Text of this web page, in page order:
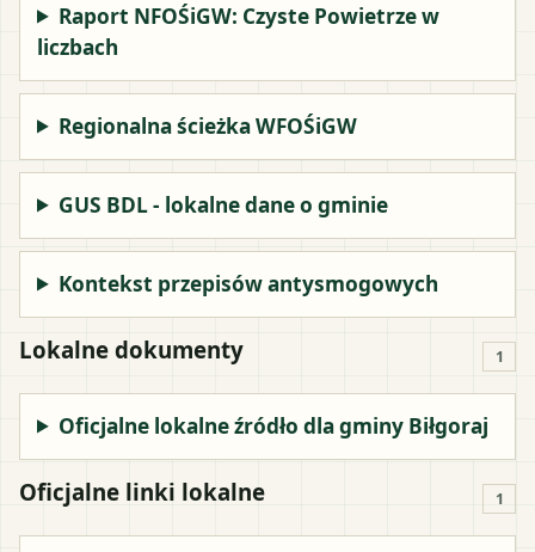
Raport NFOŚiGW: Czyste Powietrze w
liczbach
Regionalna ścieżka WFOŚiGW
GUS BDL - lokalne dane o gminie
Kontekst przepisów antysmogowych
Lokalne dokumenty 1
Oficjalne lokalne źródło dla gminy Biłgoraj
Oficjalne linki lokalne 1